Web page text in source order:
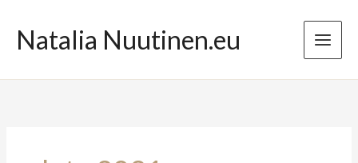
treściNatalia Nuutinen.eu